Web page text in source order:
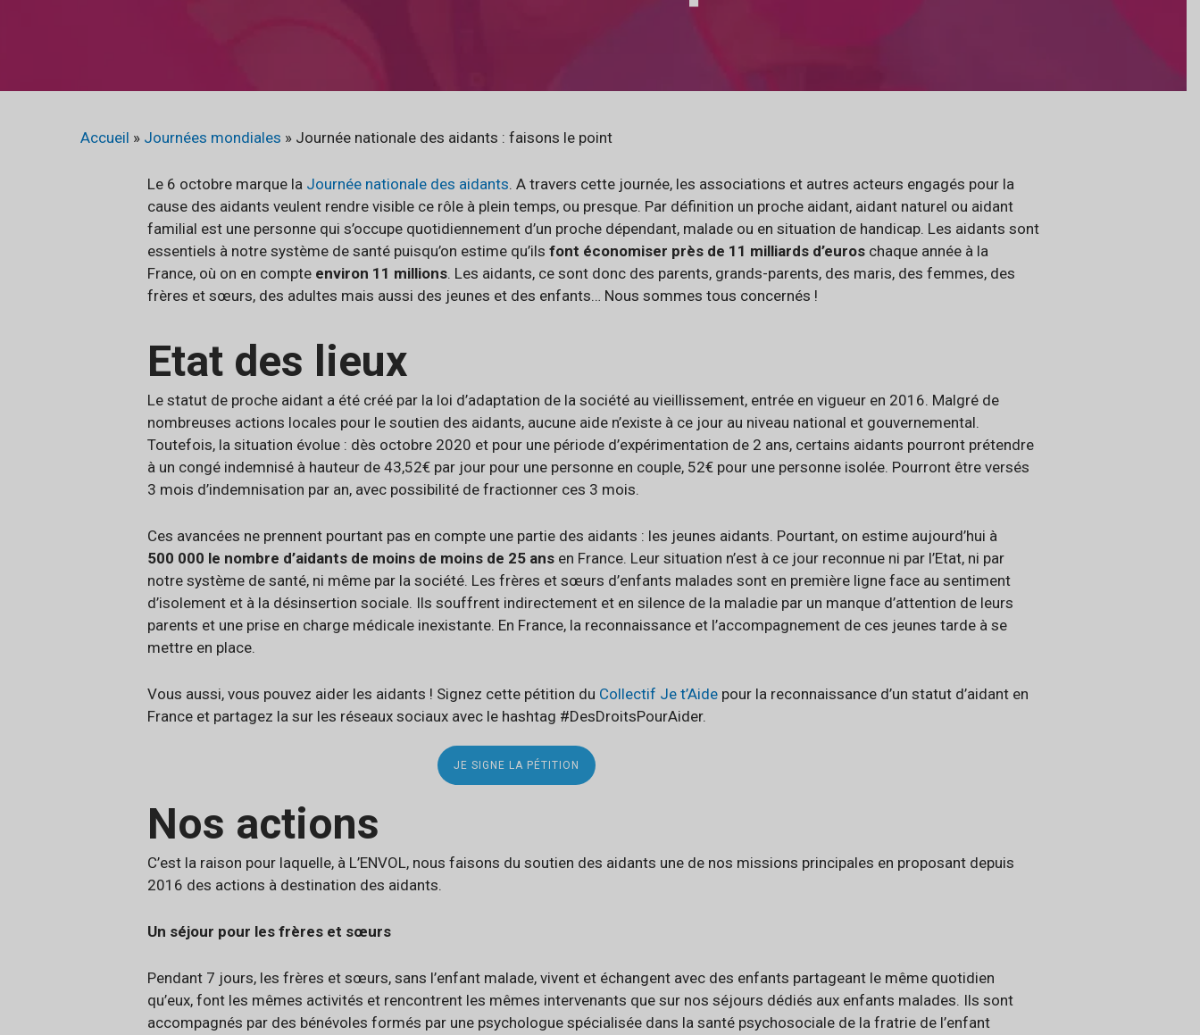
Accueil » Journées mondiales » Journée nationale des aidants : faisons le point
Le 6 octobre marque la Journée nationale des aidants. A travers cette journée, les associations et autres acteurs engagés pour la
cause des aidants veulent rendre visible ce rôle à plein temps, ou presque. Par définition un proche aidant, aidant naturel ou aidant
familial est une personne qui s’occupe quotidiennement d’un proche dépendant, malade ou en situation de handicap. Les aidants sont
essentiels à notre système de santé puisqu’on estime qu’ils font économiser près de 11 milliards d’euroschaque année à la
France, où on en compte environ 11 millions. Les aidants, ce sont donc des parents, grands-parents, des maris, des femmes, des
frères et sœurs, des adultes mais aussi des jeunes et des enfants… Nous sommes tous concernés !
Etat des lieux
Le statut de proche aidant a été créé par la loi d’adaptation de la société au vieillissement, entrée en vigueur en 2016. Malgré de
nombreuses actions locales pour le soutien des aidants, aucune aide n’existe à ce jour au niveau national et gouvernemental.
Toutefois, la situation évolue : dès octobre 2020 et pour une période d’expérimentation de 2 ans, certains aidants pourront prétendre
à un congé indemnisé à hauteur de 43,52€ par jour pour une personne en couple, 52€ pour une personne isolée. Pourront être versés
3 mois d’indemnisation par an, avec possibilité de fractionner ces 3 mois.
Ces avancées ne prennent pourtant pas en compte une partie des aidants : les jeunes aidants. Pourtant, on estime aujourd’hui à
500 000 le nombre d’aidants de moins de moins de 25 ansen France. Leur situation n’est à ce jour reconnue ni par l’Etat, ni par
notre système de santé, ni même par la société. Les frères et sœurs d’enfants malades sont en première ligne face au sentiment
d’isolement et à la désinsertion sociale. Ils souffrent indirectement et en silence de la maladie par un manque d’attention de leurs
parents et une prise en charge médicale inexistante. En France, la reconnaissance et l’accompagnement de ces jeunes tarde à se
mettre en place.
Vous aussi, vous pouvez aider les aidants ! Signez cette pétition du Collectif Je t’Aidepour la reconnaissance d’un statut d’aidant en
France et partagez la sur les réseaux sociaux avec le hashtag #DesDroitsPourAider.
JE SIGNE LA PÉTITION
Nos actions
C’est la raison pour laquelle, à L’ENVOL, nous faisons du soutien des aidants une de nos missions principales en proposant depuis
2016 des actions à destination des aidants.
Un séjour pour les frères et sœurs
Pendant 7 jours, les frères et sœurs, sans l’enfant malade, vivent et échangent avec des enfants partageant le même quotidien
qu’eux, font les mêmes activités et rencontrent les mêmes intervenants que sur nos séjours dédiés aux enfants malades. Ils sont
accompagnés par des bénévoles formés par une psychologue spécialisée dans la santé psychosociale de la fratrie de l’enfant